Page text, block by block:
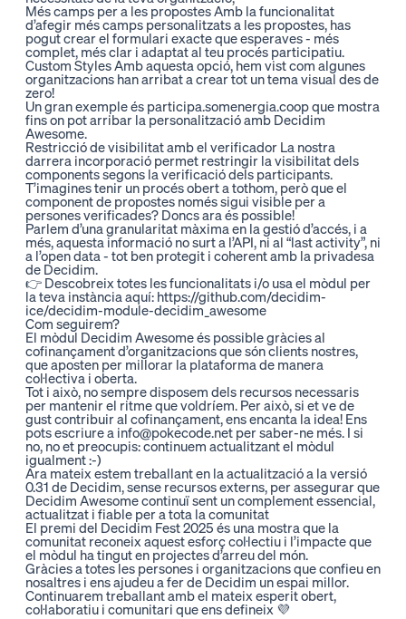
Més camps per a les propostesAmb la funcionalitat
d’afegir més camps personalitzats a les propostes, has
pogut crear el formulari exacte que esperaves - més
complet, més clar i adaptat al teu procés participatiu.
Custom StylesAmb aquesta opció, hem vist com algunes
organitzacions han arribat a crear tot un tema visual des de
zero!
Un gran exemple és participa.somenergia.coopque mostra
fins on pot arribar la personalització amb Decidim
Awesome.
Restricció de visibilitat amb el verificadorLa nostra
darrera incorporació permet restringir la visibilitat dels
components segons la verificació dels participants.
T’imagines tenir un procés obert a tothom, però que el
component de propostes només sigui visible per a
persones verificades? Doncs ara és possible!
Parlem d’una granularitat màxima en la gestió d’accés, i a
més, aquesta informació no surt a l’API, ni al “last activity”, ni
a l’open data - tot ben protegit i coherent amb la privadesa
de Decidim.
👉 Descobreix totes les funcionalitats i/o usa el mòdul per
la teva instància aquí: https://github.com/decidim-
ice/decidim-module-decidim_awesome
Com seguirem?
El mòdul Decidim Awesome és possible gràcies al
cofinançament d’organitzacions que són clients nostres,
que aposten per millorar la plataforma de manera
col·lectiva i oberta.
Tot i això, no sempre disposem dels recursos necessaris
per mantenir el ritme que voldríem. Per això, si et ve de
gust contribuir al cofinançament, ens encanta la idea! Ens
pots escriure a info@pokecode.netper saber-ne més. I si
no, no et preocupis:continuem actualitzant el mòdul
igualment :-)
Ara mateix estem treballant en la actualització a la versió
0.31 de Decidim, sense recursos externs, per assegurar que
Decidim Awesome continuï sent un complement essencial,
actualitzat i fiable per a tota la comunitat
El premi del Decidim Fest 2025 és una mostra que la
comunitat reconeix aquest esforç col·lectiu i l’impacte que
el mòdul ha tingut en projectes d’arreu del món.
Gràcies a totes les persones i organitzacions que confieu en
nosaltres i ens ajudeu a fer de Decidim un espai millor.
Continuarem treballant amb el mateix esperit obert,
col·laboratiu i comunitari que ens defineix 💜